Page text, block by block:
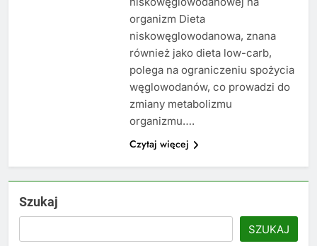
organizm Dieta
niskowęglowodanowa, znana
również jako dieta low-carb,
polega na ograniczeniu spożycia
węglowodanów, co prowadzi do
zmiany metabolizmu
organizmu….
Czytaj więcej
Szukaj
SZUKAJ